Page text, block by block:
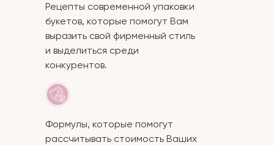
Рецепты современной упаковки
букетов, которые помогут Вам
выразить свой фирменный стиль
и выделиться среди
конкурентов.
Формулы, которые помогут
рассчитывать стоимость Ваших